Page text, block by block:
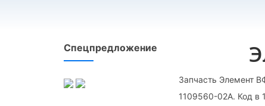
Спецпредложение
Запчасть Элемент
1109560-02А. Код в